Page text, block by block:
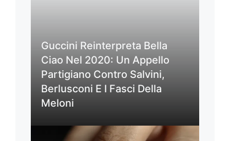
Guccini Reinterpreta Bella
Ciao Nel 2020: Un Appello
Partigiano Contro Salvini,
Berlusconi E I Fasci Della
Meloni